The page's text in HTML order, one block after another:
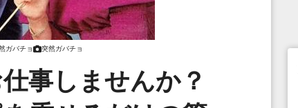
ガバチョ 突然ガバチョ
事しませんか？